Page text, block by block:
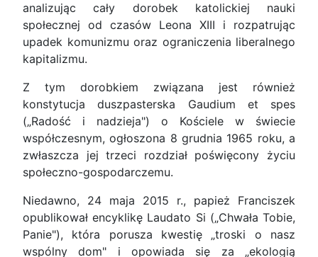
analizując cały dorobek katolickiej nauki
społecznej od czasów Leona XIII i rozpatrując
upadek komunizmu oraz ograniczenia liberalnego
kapitalizmu.
Z tym dorobkiem związana jest również
konstytucja duszpasterska Gaudium et spes
(„Radość i nadzieja") o Kościele w świecie
współczesnym, ogłoszona 8 grudnia 1965 roku, a
zwłaszcza jej trzeci rozdział poświęcony życiu
społeczno-gospodarczemu.
Niedawno, 24 maja 2015 r., papież Franciszek
opublikował encyklikę Laudato Si („Chwała Tobie,
Panie"), która porusza kwestię „troski o nasz
wspólny dom" i opowiada się za „ekologią